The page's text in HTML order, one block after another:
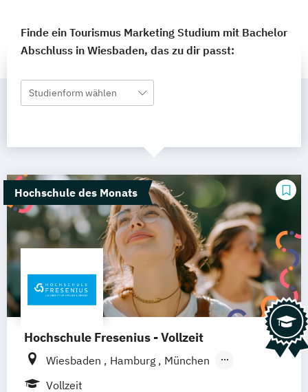
Finde ein Tourismus Marketing Studium mit Bachelor
Abschluss in Wiesbaden, das zu dir passt:
Studienform wählen
Hochschule des Monats
Hochschule Fresenius - Vollzeit
Wiesbaden Hamburg
München
Düsseldorf
Vollzeit